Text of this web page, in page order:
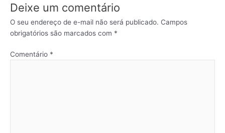
Deixe um comentário
O seu endereço de e-mail não será publicado. Campos
obrigatórios são marcados com *
Comentário *